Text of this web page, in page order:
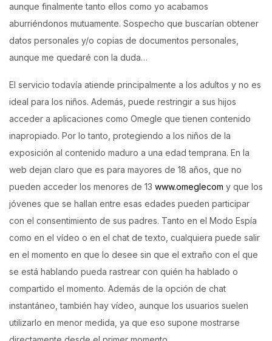
aunque finalmente tanto ellos como yo acabamos
aburriéndonos mutuamente. Sospecho que buscarían obtener
datos personales y/o copias de documentos personales,
aunque me quedaré con la duda…
El servicio todavía atiende principalmente a los adultos y no es
ideal para los niños. Además, puede restringir a sus hijos
acceder a aplicaciones como Omegle que tienen contenido
inapropiado. Por lo tanto, protegiendo a los niños de la
exposición al contenido maduro a una edad temprana. En la
web dejan claro que es para mayores de 18 años, que no
pueden acceder los menores de 13 www.omeglecom y que los
jóvenes que se hallan entre esas edades pueden participar
con el consentimiento de sus padres. Tanto en el Modo Espía
como en el vídeo o en el chat de texto, cualquiera puede salir
en el momento en que lo desee sin que el extraño con el que
se está hablando pueda rastrear con quién ha hablado o
compartido el momento. Además de la opción de chat
instantáneo, también hay vídeo, aunque los usuarios suelen
utilizarlo en menor medida, ya que eso supone mostrarse